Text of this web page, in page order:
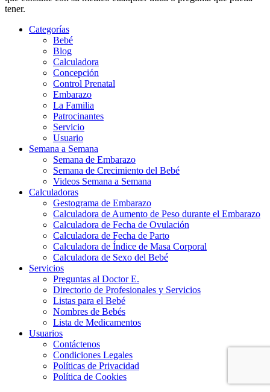
tener.
Categorías
Bebé
Blog
Calculadora
Concepción
Control Prenatal
Embarazo
La Familia
Patrocinantes
Servicio
Usuario
Semana a Semana
Semana de Embarazo
Semana de Crecimiento del Bebé
Videos Semana a Semana
Calculadoras
Gestograma de Embarazo
Calculadora de Aumento de Peso durante el Embarazo
Calculadora de Fecha de Ovulación
Calculadora de Fecha de Parto
Calculadora de Índice de Masa Corporal
Calculadora de Sexo del Bebé
Servicios
Preguntas al Doctor E.
Directorio de Profesionales y Servicios
Listas para el Bebé
Nombres de Bebés
Lista de Medicamentos
Usuarios
Contáctenos
Condiciones Legales
Políticas de Privacidad
Política de Cookies